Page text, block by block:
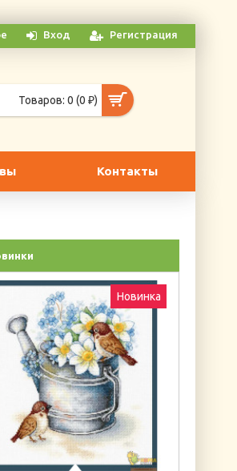
Вход Регистрация
Товаров: 0 (0 ₽)
Контакты
Новинка